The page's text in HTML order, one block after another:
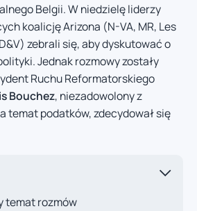
Belgii. W niedzielę liderzy
koalicję Arizona (N-VA, MR, Les
zebrali się, aby dyskutować o
Jednak rozmowy zostały
Ruchu Reformatorskiego
Bouchez, niezadowolony z
temat podatków, zdecydował się
temat rozmów